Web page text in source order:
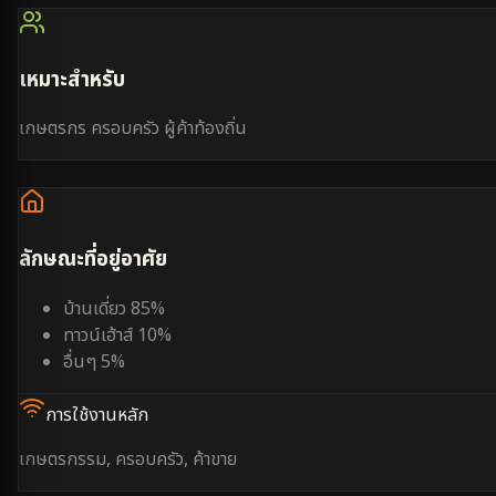
เหมาะสำหรับ
เกษตรกร ครอบครัว ผู้ค้าท้องถิ่น
ลักษณะที่อยู่อาศัย
บ้านเดี่ยว 85%
ทาวน์เฮ้าส์ 10%
อื่นๆ 5%
การใช้งานหลัก
เกษตรกรรม, ครอบครัว, ค้าขาย